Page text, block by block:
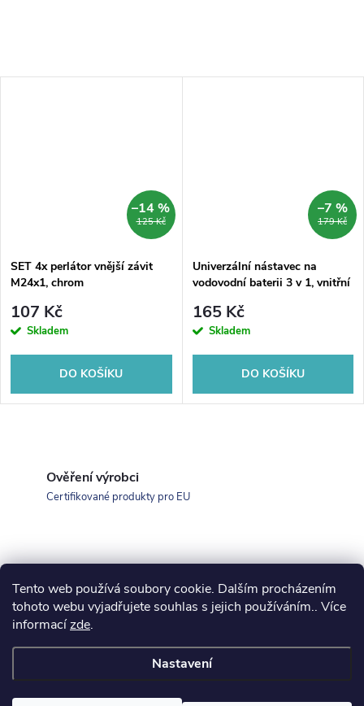
Tento web používá soubory cookie. Dalším procházením
tohoto webu vyjadřujete souhlas s jejich používáním.. Více
informacízde.
Nastavení
125 Kč
–14 %
SET 4x perlátor vnější závit
M24x1, chrom
107 Kč
Skladem
DO KOŠÍKU
179 Kč
–7 %
Univerzální nástavec na
vodovodní baterii 3 v 1, vnitřní
165 Kč
Skladem
DO KOŠÍKU
á
d
a
c
í
Ověření výrobci
Certifikované produkty pro EU
Z
á
p
koupelny-sanita.cz kupelne-online.sk